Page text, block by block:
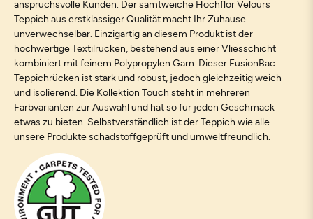
anspruchsvolle Kunden. Der samtweiche Hochflor Velours
Teppich aus erstklassiger Qualität macht Ihr Zuhause
unverwechselbar. Einzigartig an diesem Produkt ist der
hochwertige Textilrücken, bestehend aus einer Vliesschicht
kombiniert mit feinem Polypropylen Garn. Dieser FusionBac
Teppichrücken ist stark und robust, jedoch gleichzeitig weich
und isolierend. Die Kollektion Touch steht in mehreren
Farbvarianten zur Auswahl und hat so für jeden Geschmack
etwas zu bieten. Selbstverständlich ist der Teppich wie alle
unsere Produkte schadstoffgeprüft und umweltfreundlich.